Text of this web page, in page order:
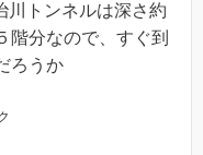
川トンネルは深さ約
階分なので、すぐ到
ろうか